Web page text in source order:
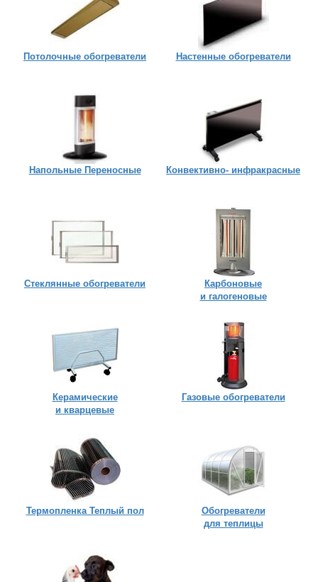
Потолочные обогреватели Настенные обогреватели
Напольные Переносные Конвективно- инфракрасные
Стеклянные обогреватели
Карбоновые
и галогеновые
Керамические
и кварцевые
Газовые обогреватели
Термопленка Теплый пол
Обогреватели
для теплицы